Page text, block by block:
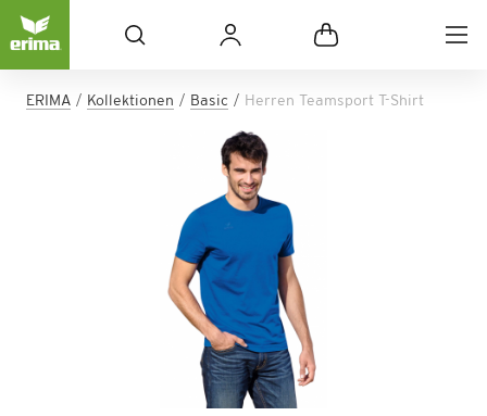
ERIMA Kollektionen Basic Herren Teamsport T-Shirt